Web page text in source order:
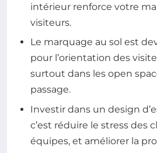
intérieur renforce votre
visiteurs.
Le marquage au sol est
pour l’orientation des
surtout dans les open
passage.
Investir dans un design
c’est réduire le stress des
équipes, et améliorer la